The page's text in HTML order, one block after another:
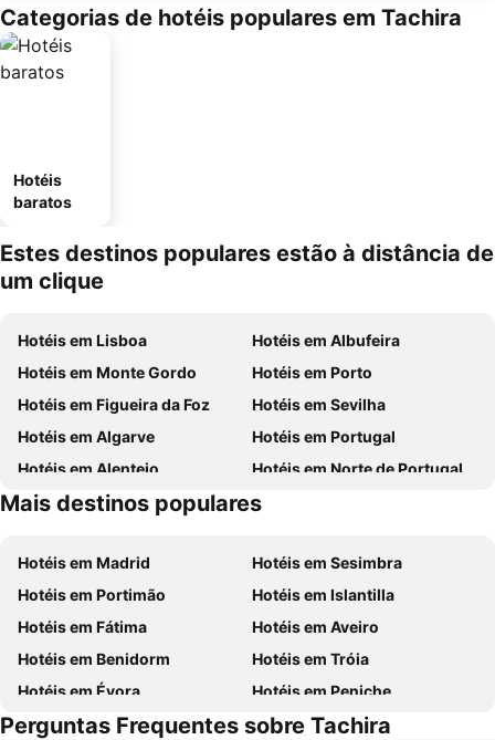
Categorias de hotéis populares em Tachira
Hotéis
baratos
Estes destinos populares estão à distância de
um clique
Hotéis em Lisboa
Hotéis em Albufeira
Hotéis em Monte Gordo
Hotéis em Porto
Hotéis em Figueira da Foz
Hotéis em Sevilha
Hotéis em Algarve
Hotéis em Portugal
Hotéis em Alentejo
Hotéis em Norte de Portugal
Hotéis em Madeira
Hotéis em Espanha
Mais destinos populares
Hotéis em Madrid
Hotéis em Sesimbra
Hotéis em Portimão
Hotéis em Islantilla
Hotéis em Fátima
Hotéis em Aveiro
Hotéis em Benidorm
Hotéis em Tróia
Hotéis em Évora
Hotéis em Peniche
Hotéis em Porto Santo
Hotéis em Barcelona
Perguntas Frequentes sobre Tachira